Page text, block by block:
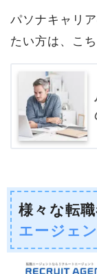
パソナキャリ
たい方は、こ
様々な転
エージェ